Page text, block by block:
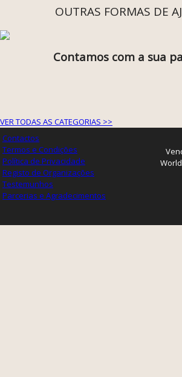
OUTRAS FORMAS DE
Contamos com a sua
VER TODAS AS CATEGORIAS >>
Contactos
Termos e Condições
Política de Privacidade
Registo de Organizações
Testemunhos
Parcerias e Agradecimentos